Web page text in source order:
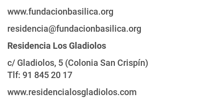
www.fundacionbasilica.org
residencia@fundacionbasilica.org
Residencia Los Gladiolos
c/ Gladiolos, 5 (Colonia San Crispín)
Tlf: 91 845 20 17
www.residencialosgladiolos.com